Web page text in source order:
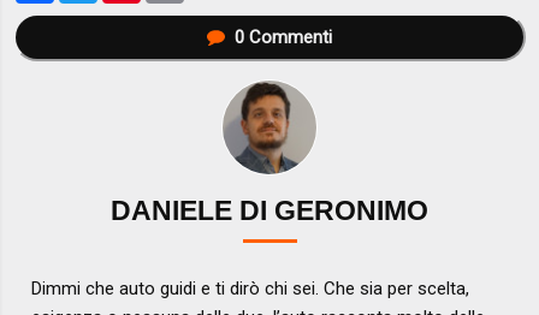
0Commenti
DANIELE DI GERONIMO
Dimmi che auto guidi e ti dirò chi sei. Che sia per scelta,